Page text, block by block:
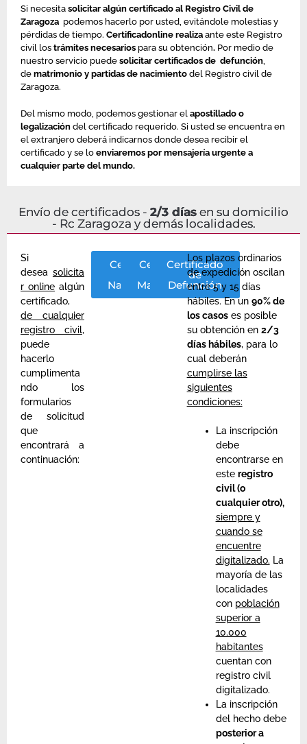
Si necesita solicitar algún certificado al Registro Civil de
Zaragoza podemos hacerlo por usted, evitándole molestias y
pérdidas de tiempo. Certificadonline realiza ante este Registro
civil los trámites necesarios para su obtención. Por medio de
nuestro servicio puede solicitar certificados de defunción,
de matrimonio y partidas de nacimiento del Registro civil de
Zaragoza.
Del mismo modo, podemos gestionar el apostillado o
legalización del certificado requerido. Si usted se encuentra en
el extranjero deberá indicarnos donde desea recibir el
certificado y se lo enviaremos por mensajería urgente a
cualquier parte del mundo.
Envío de certificados - 2/3 días en su domicilio
- Rc Zaragoza y demás localidades.
Si
desea solicita
r onlinealgún
certificado,
de cualquier
registro civil,
puede
hacerlo
cumplimenta
ndo los
formularios
de solicitud
que
encontrará a
continuación:
Certificado
Nacimiento
Certificado
Matrimonio
Certificado
de
Defunción
Los plazos ordinarios
de expedición oscilan
entre 5 y 15 días
hábiles. En un 90% de
los casoses posible
su obtención en 2/3
días hábiles, para lo
cual deberán
cumplirse las
siguientes
condiciones:
La inscripción
debe
encontrarse en
este registro
civil (o
cualquier otro),
siempre y
cuando se
encuentre
digitalizado. La
mayoría de las
localidades
con población
superior a
10.000
habitantes
cuentan con
registro civil
digitalizado.
La inscripción
del hecho debe
posterior a